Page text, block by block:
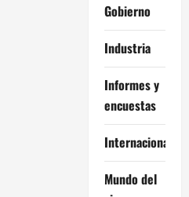
Gobierno
Industria
Informes y
encuestas
Internacional
Mundo del